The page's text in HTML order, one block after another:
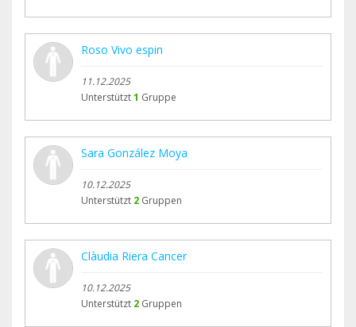
Roso Vivo espin
11.12.2025
Unterstützt1 Gruppe
Sara González Moya
10.12.2025
Unterstützt 2 Gruppen
Clàudia Riera Cancer
10.12.2025
Unterstützt 2 Gruppen